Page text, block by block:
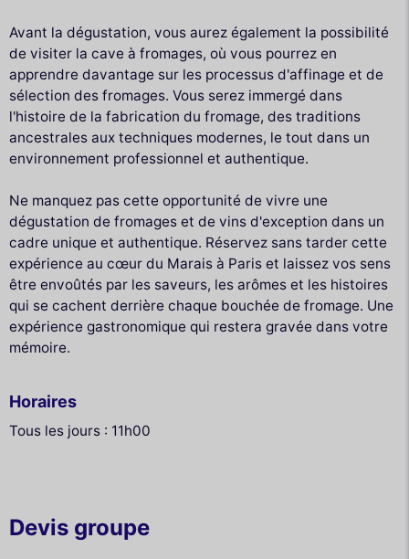
Avant la dégustation, vous aurez également la possibilité
de visiter la cave à fromages, où vous pourrez en
apprendre davantage sur les processus d'affinage et de
sélection des fromages. Vous serez immergé dans
l'histoire de la fabrication du fromage, des traditions
ancestrales aux techniques modernes, le tout dans un
environnement professionnel et authentique.
Ne manquez pas cette opportunité de vivre une
dégustation de fromages et de vins d'exception dans un
cadre unique et authentique. Réservez sans tarder cette
expérience au cœur du Marais à Paris et laissez vos sens
être envoûtés par les saveurs, les arômes et les histoires
qui se cachent derrière chaque bouchée de fromage. Une
expérience gastronomique qui restera gravée dans votre
mémoire.
Horaires
Tous les jours : 11h00
Devis groupe